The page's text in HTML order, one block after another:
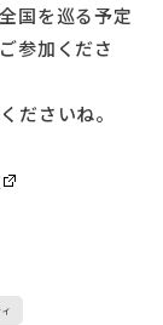
国を巡る予定
参加くださ
ださいね。